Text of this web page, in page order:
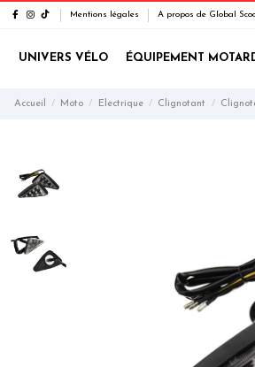
Mentions légales A propos de Global
UNIVERS VÉLO ÉQUIPEMENT
Accueil Moto Electrique Clignotant